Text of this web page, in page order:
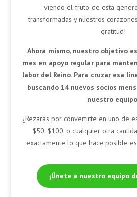
viendo el fruto de esta
transformadas y nuestros
gratitud!
Ahora mismo, nuestro objetivo
mes en apoyo regular para
labor del Reino. Para cruzar esa
buscando 14 nuevos socios
nuestro
¿Rezarás por convertirte en uno de
$50, $100, o cualquier otra
exactamente lo que hace posible
¡Únete a nuestro equipo